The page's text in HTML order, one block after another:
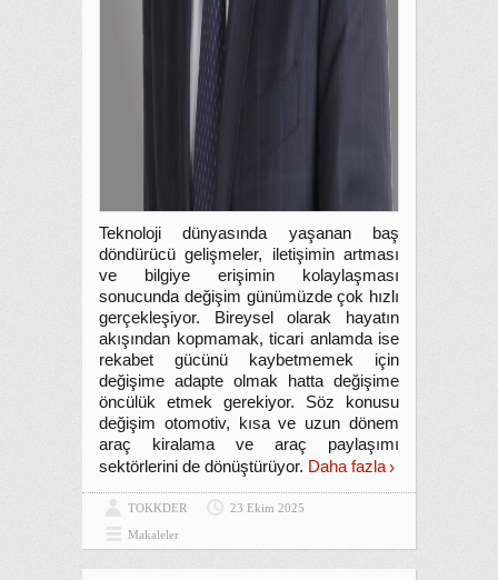
Teknoloji dünyasında yaşanan baş
döndürücü gelişmeler, iletişimin artması
ve bilgiye erişimin kolaylaşması
sonucunda değişim günümüzde çok hızlı
gerçekleşiyor. Bireysel olarak hayatın
akışından kopmamak, ticari anlamda ise
rekabet gücünü kaybetmemek için
değişime adapte olmak hatta değişime
öncülük etmek gerekiyor. Söz konusu
değişim otomotiv, kısa ve uzun dönem
araç kiralama ve araç paylaşımı
sektörlerini de dönüştürüyor. Daha fazla
TOKKDER
23 Ekim 2025
Makaleler